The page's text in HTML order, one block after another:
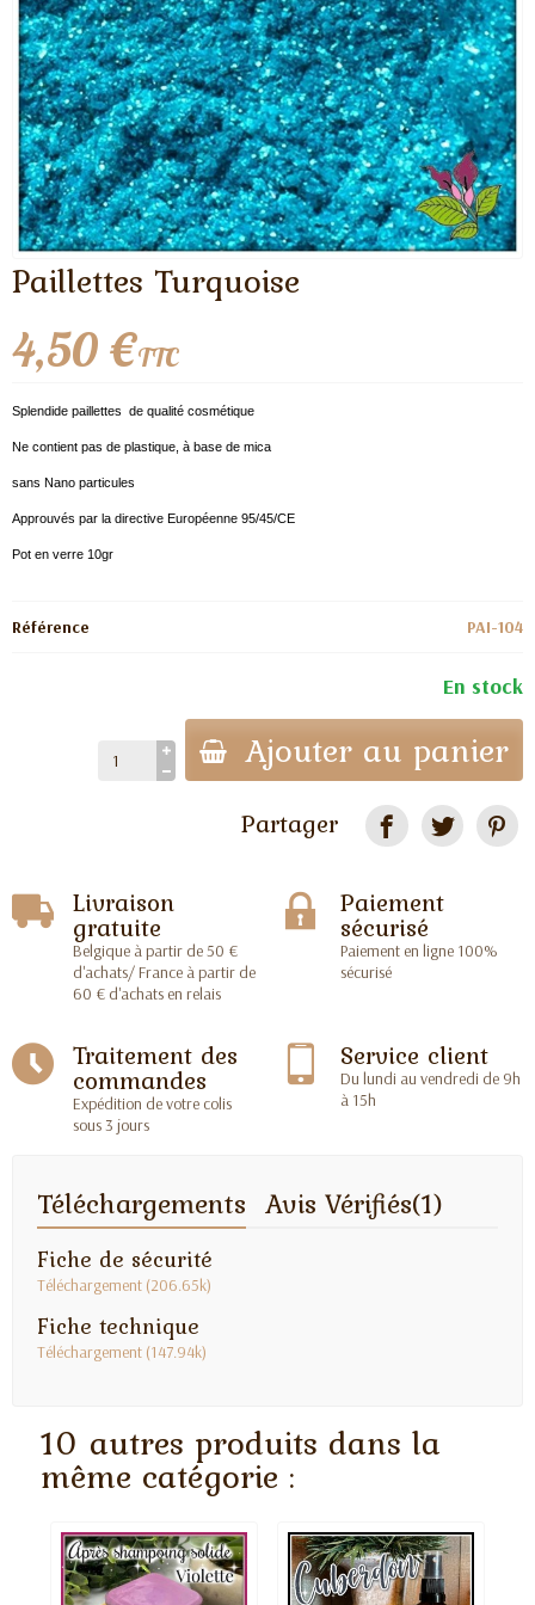
Paillettes Turquoise
4,50 €TTC
Splendide paillettes de qualité cosmétique
Ne contient pas de plastique, à base de mica
sans Nano particules
Approuvés par la directive Européenne 95/45/CE
Pot en verre 10gr
Référence PAI-104
En stock
Ajouter au panier
Partager
Livraison
gratuite
Belgique à partir de 50 €
d'achats/ France à partir de
60 € d'achats en relais
Paiement
sécurisé
Paiement en ligne 100%
sécurisé
Traitement des
commandes
Expédition de votre colis
sous 3 jours
Service client
Du lundi au vendredi de 9h
à 15h
Téléchargements Avis Vérifiés(1)
Fiche de sécurité
Téléchargement (206.65k)
Fiche technique
Téléchargement (147.94k)
10 autres produits dans la
même catégorie :